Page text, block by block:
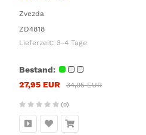
Zvezda
ZD4818
Lieferzeit: 3-4 Tage
Bestand:
27,95 EUR
34,95 EUR
(0)